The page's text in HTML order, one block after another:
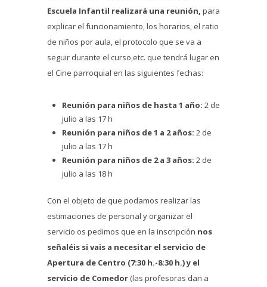
Escuela Infantil realizará una reunión, para
explicar el funcionamiento, los horarios, el ratio
de niños por aula, el protocolo que se va a
seguir durante el curso,etc. que tendrá lugar en
el Cine parroquial en las siguientes fechas:
Reunión para niños de hasta 1 año: 2 de
julio a las 17 h
Reunión para niños de 1 a 2 años: 2 de
julio a las 17 h
Reunión para niños de 2 a 3 años: 2 de
julio a las 18 h
Con el objeto de que podamos realizar las
estimaciones de personal y organizar el
servicio os pedimos que en la inscripción nos
señaléis si vais a necesitar el servicio de
Apertura de Centro (7:30 h.-8:30 h.) y el
servicio de Comedor (las profesoras dan a